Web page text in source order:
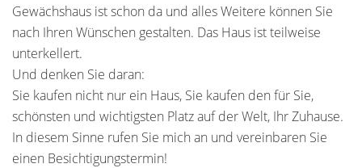
Gewächshaus ist schon da und alles Weitere können Sie
nach Ihren Wünschen gestalten. Das Haus ist teilweise
unterkellert.
Und denken Sie daran:
Sie kaufen nicht nur ein Haus, Sie kaufen den für Sie,
schönsten und wichtigsten Platz auf der Welt, Ihr Zuhause.
In diesem Sinne rufen Sie mich an und vereinbaren Sie
einen Besichtigungstermin!